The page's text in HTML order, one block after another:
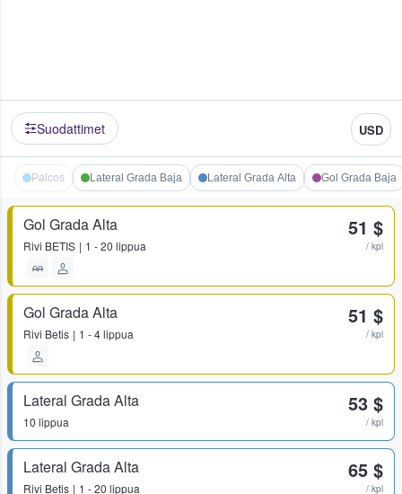
Suodattimet USD
Palcos Lateral Grada Baja Lateral Grada Alta Gol Grada Baja
Gol Grada Alta
Rivi BETIS 1 - 20 lippua
51 $
/ kpl
Gol Grada Alta
Rivi Betis 1 - 4 lippua
51 $
/ kpl
Lateral Grada Alta
10 lippua
53 $
/ kpl
Lateral Grada Alta
Rivi Betis 1 - 20 lippua
65 $
/ kpl